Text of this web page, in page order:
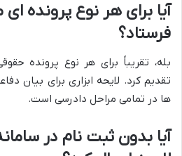
آیا برای هر نوع پرونده
فرستاد؟
بله، تقریباً برای هر نوع پرونده
تقدیم کرد. لایحه ابزاری برای بیان
ها در تمامی مراحل دادرسی است.
آیا بدون ثبت نام در